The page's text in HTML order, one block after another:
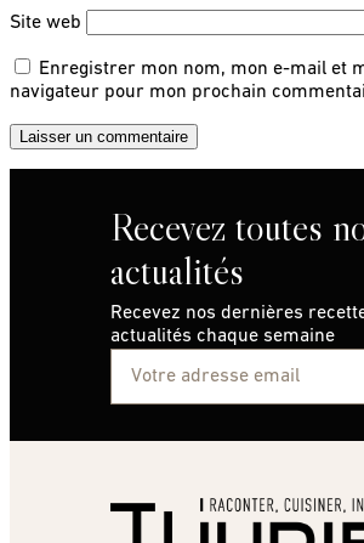
Site web
Enregistrer mon nom, mon e-mail et
navigateur pour mon prochain
Recevez toutes
actualités
Recevez nos dernières
actualités chaque semaine